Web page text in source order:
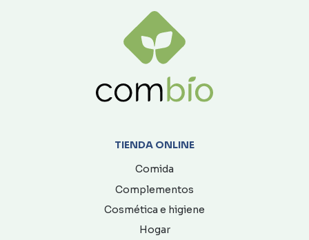
TIENDA ONLINE
Comida
Complementos
Cosmética e higiene
Hogar